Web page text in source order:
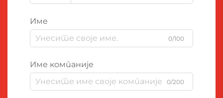
Име
0/100
Име компаније
0/200